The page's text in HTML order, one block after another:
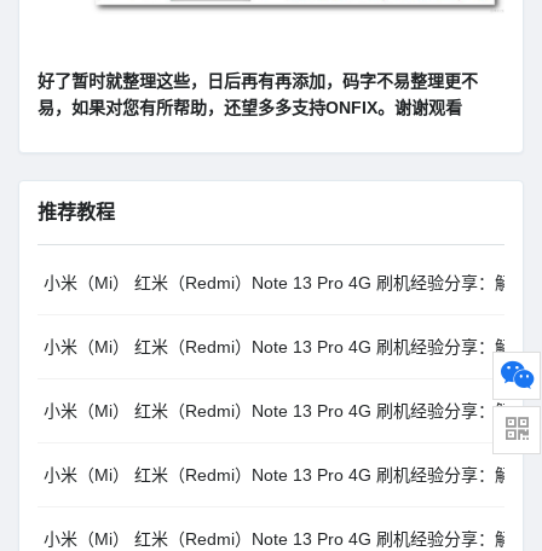
好了暂时就整理这些，日后再有再添加，码字不易整理更不
易，如果对您有所帮助，还望多多支持ONFIX。谢谢观看
推荐教程
小米（Mi） 红米（Redmi）Note 13 Pro 4G 刷机经验分享：解决
小米（Mi） 红米（Redmi）Note 13 Pro 4G 刷机经验分享：解决
小米（Mi） 红米（Redmi）Note 13 Pro 4G 刷机经验分享：解决
小米（Mi） 红米（Redmi）Note 13 Pro 4G 刷机经验分享：解决
小米（Mi） 红米（Redmi）Note 13 Pro 4G 刷机经验分享：解决